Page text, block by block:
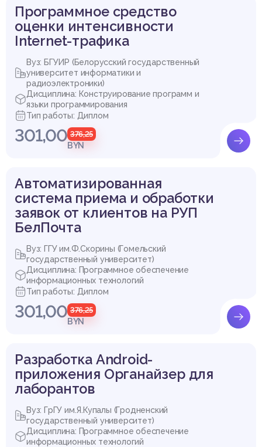
Программное средство
оценки интенсивности
Internet-трафика
Вуз: БГУИР (Белорусский государственный
университет информатики и
радиоэлектроники)
Дисциплина: Конструирование программ и
языки программирования
Тип работы: Диплом
301,00 376,25
BYN
Автоматизированная
система приема и обработки
заявок от клиентов на РУП
БелПочта
Вуз: ГГУ им.Ф.Скорины (Гомельский
государственный университет)
Дисциплина: Программное обеспечение
информационных технологий
Тип работы: Диплом
301,00 376,25
BYN
Разработка Android-
приложения Органайзер для
лаборантов
Вуз: ГрГУ им.Я.Купалы (Гродненский
государственный университет)
Дисциплина: Программное обеспечение
информационных технологий